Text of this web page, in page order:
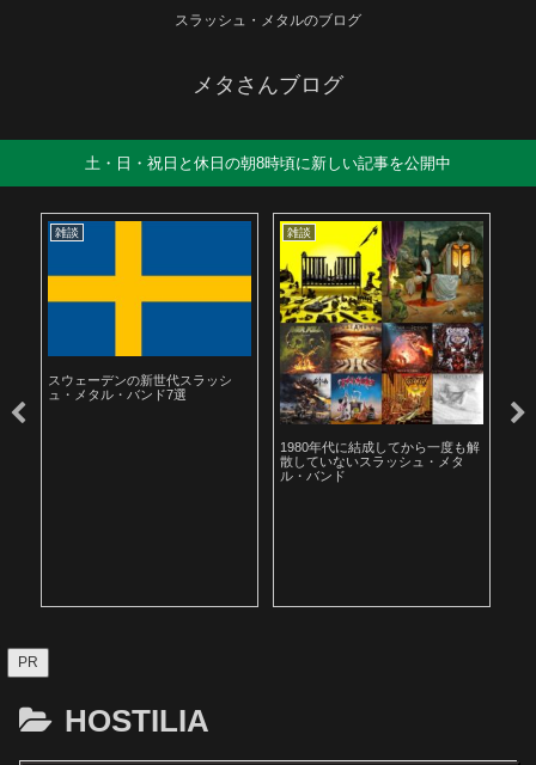
スラッシュ・メタルのブログ
メタさんブログ
土・日・祝日と休日の朝8時頃に新しい記事を公開中
雑談
スウェーデンの新世代スラッシ
ュ・メタル・バンド7選
雑談
1980年代に結成してから一度も解
散していないスラッシュ・メタ
ル・バンド
PR
HOSTILIA